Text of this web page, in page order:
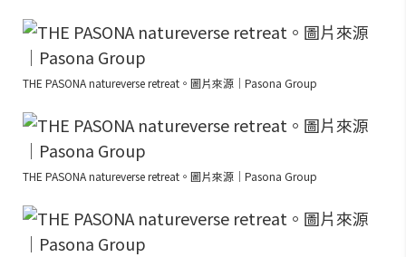
THE PASONA natureverse retreat。圖片來源｜Pasona Group
THE PASONA natureverse retreat。圖片來源｜Pasona Group